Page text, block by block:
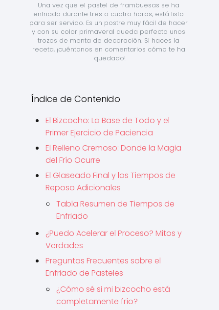
Una vez que el pastel de frambuesas se ha
enfriado durante tres o cuatro horas, está listo
para ser servido. Es un postre muy fácil de hacer
y con su color primaveral queda perfecto unos
trozos de menta de decoración. Si haces la
receta, ¡cuéntanos en comentarios cómo te ha
quedado!
Índice de Contenido
El Bizcocho: La Base de Todo y el
Primer Ejercicio de Paciencia
El Relleno Cremoso: Donde la Magia
del Frío Ocurre
El Glaseado Final y los Tiempos de
Reposo Adicionales
Tabla Resumen de Tiempos de
Enfriado
¿Puedo Acelerar el Proceso? Mitos y
Verdades
Preguntas Frecuentes sobre el
Enfriado de Pasteles
¿Cómo sé si mi bizcocho está
completamente frío?